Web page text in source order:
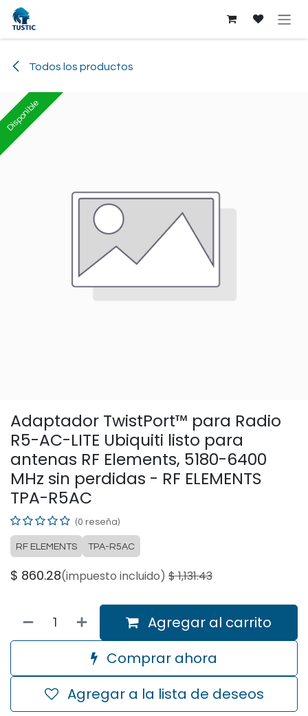
Ir al contenido
Todos los productos
Disponible
Disponible
Adaptador TwistPort™ para Radio
R5-AC-LITE Ubiquiti listo para
antenas RF Elements, 5180-6400
MHz sin perdidas - RF ELEMENTS
TPA-R5AC
(0 reseña)
RF ELEMENTS TPA-R5AC
$ 860.28(impuesto incluido) $1,131.43
Agregar al carrito
Comprar ahora
Agregar a la lista de deseos